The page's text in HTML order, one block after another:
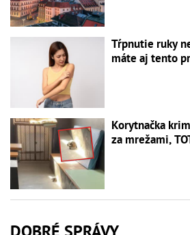
Tŕpnutie ruky
máte aj tento
Korytnačka
za mrežami,